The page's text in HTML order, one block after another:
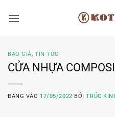
qua
BÁO GIÁ,TIN TỨC
CỬA NHỰA
ĐĂNG VÀO 17/05/2022 BỞITRÚC